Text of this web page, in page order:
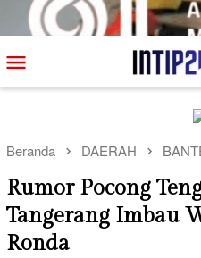
ke
kontenMobile
Beranda DAERAH
Rumor Pocong
Tangerang Imbau
Ronda